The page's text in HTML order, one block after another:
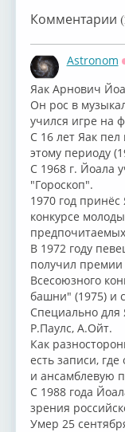
Комментарии
Astronom
⁣Яак Арнович
Он рос в
учился игре на
С 16 лет Яак
этому периоду
С 1968 г. Йоала
"Гороскоп".
1970 год принёс
конкурсе
В 1972 году
получил премии
Всесоюзного
башни" (1975) и
Специально для
Р.Паулс, А.Ойт.
Как
есть записи,
и ансамблевую
С 1988 года
зрения
Умер 25